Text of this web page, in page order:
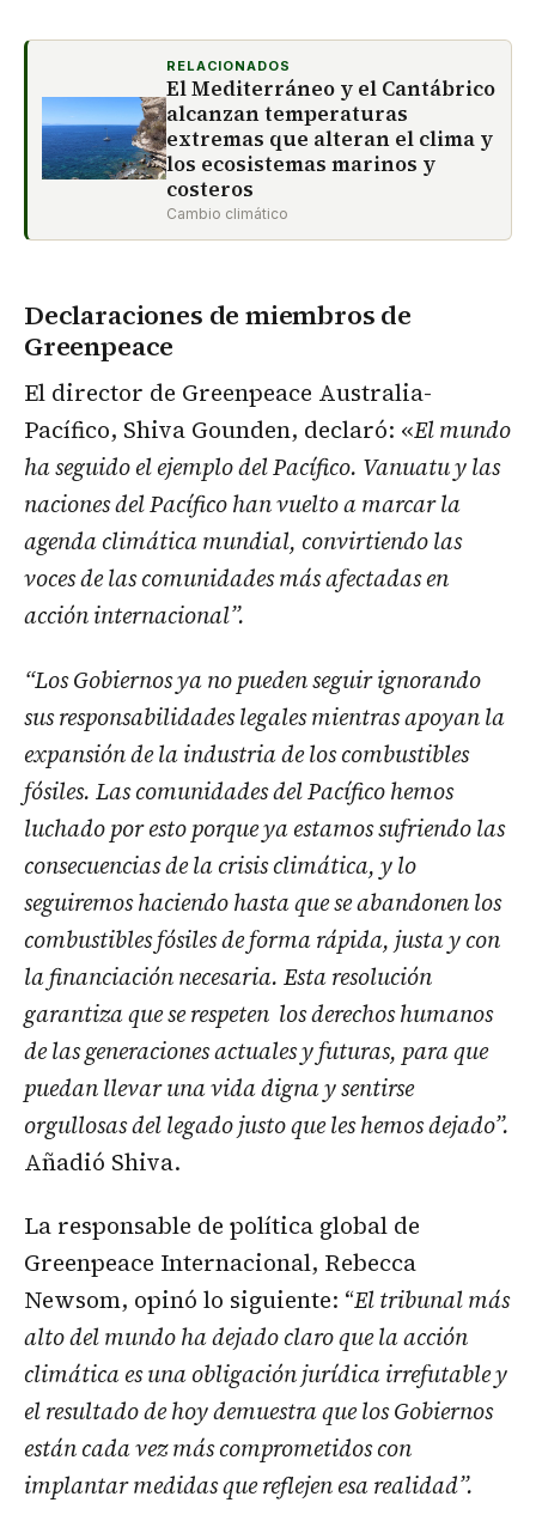
RELACIONADOS
El Mediterráneo y el Cantábrico
alcanzan temperaturas
extremas que alteran el clima y
los ecosistemas marinos y
costeros
Cambio climático
Declaraciones de miembros de
Greenpeace
El director de Greenpeace Australia-
Pacífico, Shiva Gounden, declaró: «El mundo
ha seguido el ejemplo del Pacífico. Vanuatu y las
naciones del Pacífico han vuelto a marcar la
agenda climática mundial, convirtiendo las
voces de las comunidades más afectadas en
acción internacional”.
“Los Gobiernos ya no pueden seguir ignorando
sus responsabilidades legales mientras apoyan la
expansión de la industria de los combustibles
fósiles. Las comunidades del Pacífico hemos
luchado por esto porque ya estamos sufriendo las
consecuencias de la crisis climática, y lo
seguiremos haciendo hasta que se abandonen los
combustibles fósiles de forma rápida, justa y con
la financiación necesaria. Esta resolución
garantiza que se respeten los derechos humanos
de las generaciones actuales y futuras, para que
puedan llevar una vida digna y sentirse
orgullosas del legado justo que les hemos dejado”.
Añadió Shiva.
La responsable de política global de
Greenpeace Internacional, Rebecca
Newsom, opinó lo siguiente: “El tribunal más
alto del mundo ha dejado claro que la acción
climática es una obligación jurídica irrefutable y
el resultado de hoy demuestra que los Gobiernos
están cada vez más comprometidos con
implantar medidas que reflejen esa realidad”.